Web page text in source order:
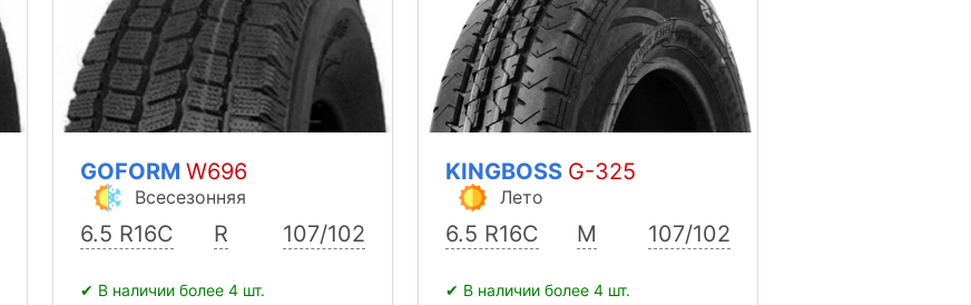
GOFORM W696
Всесезонняя
6.5 R16C R 107/102
✔ В наличии более 4 шт.
KINGBOSS G-325
Лето
6.5 R16C M 107/102
✔ В наличии более 4 шт.